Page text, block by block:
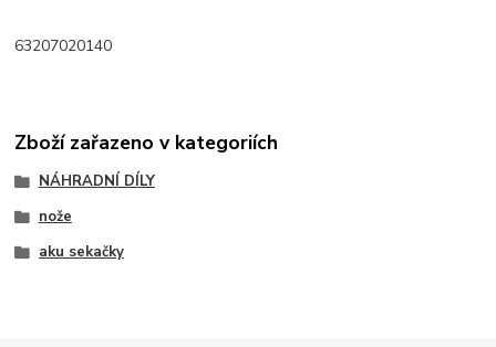
63207020140
Zboží zařazeno v kategoriích
NÁHRADNÍ DÍLY
nože
aku sekačky